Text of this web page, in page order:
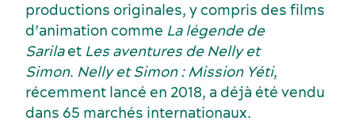
productions originales, y compris des films
d’animation comme La légende de
Sarilaet Les aventures de Nelly et
Simon. Nelly et Simon : Mission Yéti,
récemment lancé en 2018, a déjà été vendu
dans 65 marchés internationaux.